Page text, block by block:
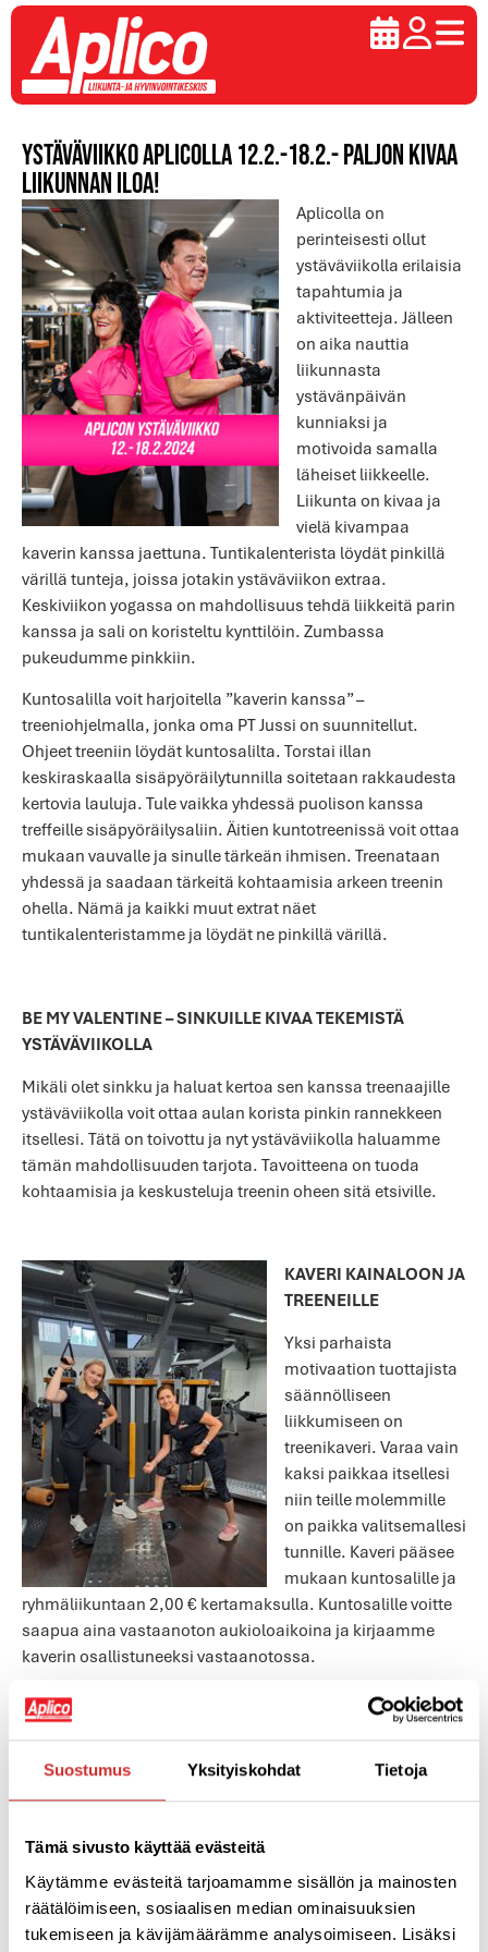
Suostumus Yksityiskohdat Tietoja
Tämä sivusto käyttää evästeitä
Käytämme evästeitä tarjoamamme sisällön ja mainosten
räätälöimiseen, sosiaalisen median ominaisuuksien
tukemiseen ja kävijämäärämme analysoimiseen. Lisäksi
Ystäväviikko Aplicolla 12.2.-18.2.- Paljon kivaa
liikunnan iloa!
Aplicolla on
perinteisesti ollut
ystäväviikolla erilaisia
tapahtumia ja
aktiviteetteja. Jälleen
on aika nauttia
liikunnasta
ystävänpäivän
kunniaksi ja
motivoida samalla
läheiset liikkeelle.
Liikunta on kivaa ja
vielä kivampaa
kaverin kanssa jaettuna. Tuntikalenterista löydät pinkillä
värillä tunteja, joissa jotakin ystäväviikon extraa.
Keskiviikon yogassa on mahdollisuus tehdä liikkeitä parin
kanssa ja sali on koristeltu kynttilöin. Zumbassa
pukeudumme pinkkiin.
Kuntosalilla voit harjoitella ”kaverin kanssa” –
treeniohjelmalla, jonka oma PT Jussi on suunnitellut.
Ohjeet treeniin löydät kuntosalilta. Torstai illan
keskiraskaalla sisäpyöräilytunnilla soitetaan rakkaudesta
kertovia lauluja. Tule vaikka yhdessä puolison kanssa
treffeille sisäpyöräilysaliin. Äitien kuntotreenissä voit ottaa
mukaan vauvalle ja sinulle tärkeän ihmisen. Treenataan
yhdessä ja saadaan tärkeitä kohtaamisia arkeen treenin
ohella. Nämä ja kaikki muut extrat näet
tuntikalenteristamme ja löydät ne pinkillä värillä.
BE MY VALENTINE – SINKUILLE KIVAA TEKEMISTÄ
YSTÄVÄVIIKOLLA
Mikäli olet sinkku ja haluat kertoa sen kanssa treenaajille
ystäväviikolla voit ottaa aulan korista pinkin rannekkeen
itsellesi. Tätä on toivottu ja nyt ystäväviikolla haluamme
tämän mahdollisuuden tarjota. Tavoitteena on tuoda
kohtaamisia ja keskusteluja treenin oheen sitä etsiville.
KAVERI KAINALOON JA
TREENEILLE
Yksi parhaista
motivaation tuottajista
säännölliseen
liikkumiseen on
treenikaveri. Varaa vain
kaksi paikkaa itsellesi
niin teille molemmille
on paikka valitsemallesi
tunnille. Kaveri pääsee
mukaan kuntosalille ja
ryhmäliikuntaan 2,00 € kertamaksulla. Kuntosalille voitte
saapua aina vastaanoton aukioloaikoina ja kirjaamme
kaverin osallistuneeksi vastaanotossa.
YSTÄVÄVIIKOLLA SINULLE JA KAVERILLE 50,00 €
LIIKUNTARAHAA
Yhdessä on kaksin verroin kivampaa! Kun ystäväviikolla
molemmat 50,00 euroa liikuntarahaa! Lahjakortin voi
käyttää oman tarpeen mukaan Aplicon liikuntapalveluihin
(esim. jäsenmaksuun, konsepti-sarjakorttiin,
valmennusryhmiin tai PT-palveluihin). Nyt on siis